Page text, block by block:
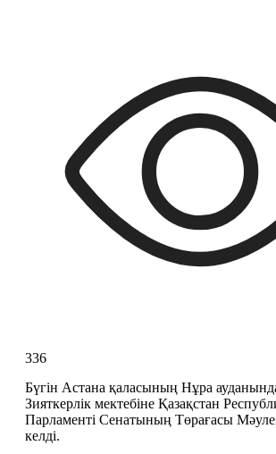
336
Бүгін Астана қаласының Нұра
Зияткерлік мектебіне Қазақстан
Парламенті Сенатының Төрағасы
келді.